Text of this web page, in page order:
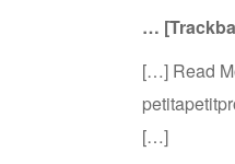
…
[…] Read
[…]